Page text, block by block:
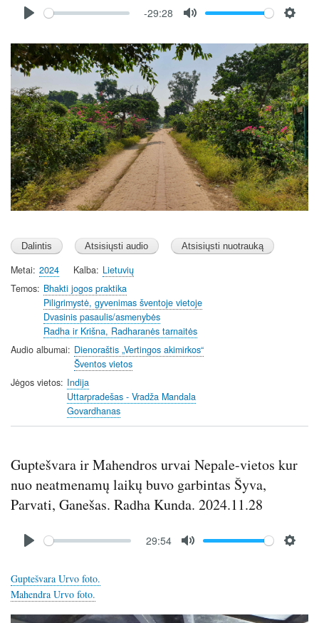
l
a
y
-29:28
u
t
e
e
t
t
i
n
g
s
Image
Metai 2024 Kalba Lietuvių
Temos Bhakti jogos praktika
Piligrimystė, gyvenimas šventoje vietoje
Dvasinis pasaulis/asmenybės
Radha ir Krišna, Radharanės tarnaitės
Audio albumai
Dienoraštis „Vertingos akimirkos“
Šventos vietos
Jėgos vietos Indija
Uttarpradešas - Vradža Mandala
Govardhanas
Guptešvara ir Mahendros urvai Nepale-vietos kur
nuo neatmenamų laikų buvo garbintas Šyva,
Parvati, Ganešas. Radha Kunda. 2024.11.28
a
y
29:54
Guptešvara Urvo foto.
Mahendra Urvo foto.